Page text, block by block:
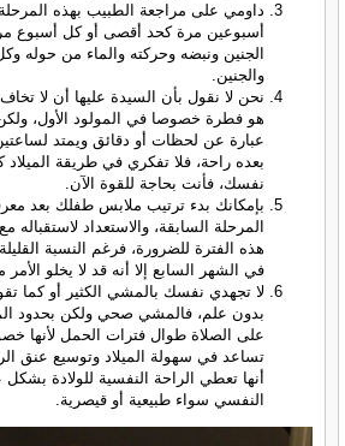
داومي على مراجعة الطبيب بهذه
أسبوعين مرة كحد أقصى أو كل أسبوع
الجنين ونبضه وحركته والماء من حوله
والجنين.
نحن لا نقول بأن السيدة عليها أن لا
هو فطرة خصوصا في المولود الأول، ولكن
عبارة عن لحظات أو دقائق ويمتد
بعده راحة، فلا تفكري في طريقة الميلاد
نفسك، فأنت بحاجة للقوة الآن.
بإمكانك بدء ترتيب ملابس طفلك بعد
المرحلة السابقة، والاستعداد لاستقباله
هذه الفترة للضرورة، فرغم النسبة
في الشهر السابع إلا أنه قد لا يخلو
لا تجهدي نفسك بالمشي الكثير أو كما
بدون علم، فالمشي صحي ولكن بحدود
على الصلاة طوال فترات الحمل لأنها
تساعد في سهولة الميلاد وتوسيع عنق
أنها تعطي الراحة النفسية للولادة
النفسي سواء طبيعية أو قيصرية.